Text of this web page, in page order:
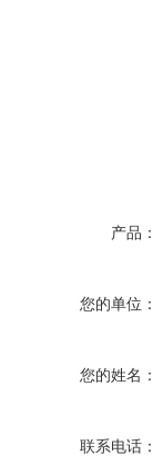
产品：
您的单位：
您的姓名：
联系电话：